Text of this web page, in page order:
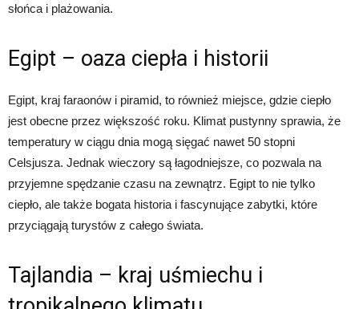
słońca i plażowania.
Egipt – oaza ciepła i historii
Egipt, kraj faraonów i piramid, to również miejsce, gdzie ciepło
jest obecne przez większość roku. Klimat pustynny sprawia, że
temperatury w ciągu dnia mogą sięgać nawet 50 stopni
Celsjusza. Jednak wieczory są łagodniejsze, co pozwala na
przyjemne spędzanie czasu na zewnątrz. Egipt to nie tylko
ciepło, ale także bogata historia i fascynujące zabytki, które
przyciągają turystów z całego świata.
Tajlandia – kraj uśmiechu i